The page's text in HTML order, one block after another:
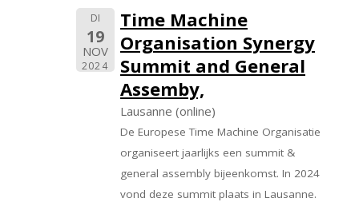
DI
19
NOV
2024
Time Machine
Organisation Synergy
Summit and General
Assemby,
Lausanne (online)
De Europese Time Machine Organisatie
organiseert jaarlijks een summit &
general assembly bijeenkomst. In 2024
vond deze summit plaats in Lausanne.